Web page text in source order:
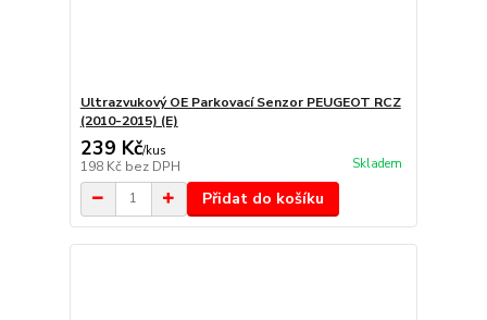
Ultrazvukový OE Parkovací Senzor PEUGEOT RCZ
(2010-2015) (E)
239 Kč/kus
198 Kč bez DPH Skladem
Přidat do košíku